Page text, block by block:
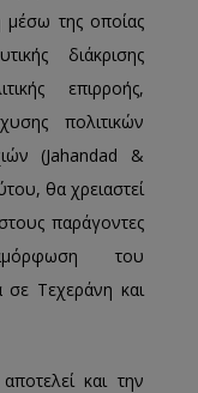
μέσω της οποίας
διάκρισης
επιρροής,
πολιτικών
(Jahandad &
θα χρειαστεί
παράγοντες
του
σε Τεχεράνη και
και την